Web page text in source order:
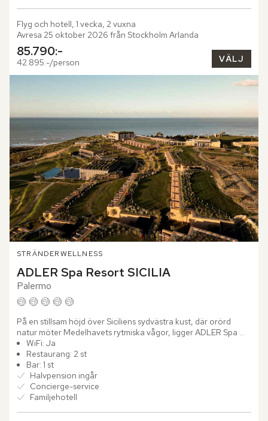
Flyg och hotell, 1 vecka, 2 vuxna
Avresa 25 oktober 2026 från Stockholm Arlanda
85.790:-
42.895:-/person VÄLJ
STRÄNDERWELLNESS
ADLER Spa Resort SICILIA
Palermo
På en stillsam höjd över Siciliens sydvästra kust, där orörd
natur möter Medelhavets rytmiska vågor, ligger ADLER Spa
Resort SICILIA. Här låter du blicken sveper över...
WiFi: Ja
Restaurang: 2 st
Bar: 1 st
Halvpension ingår
Concierge-service
Familjehotell